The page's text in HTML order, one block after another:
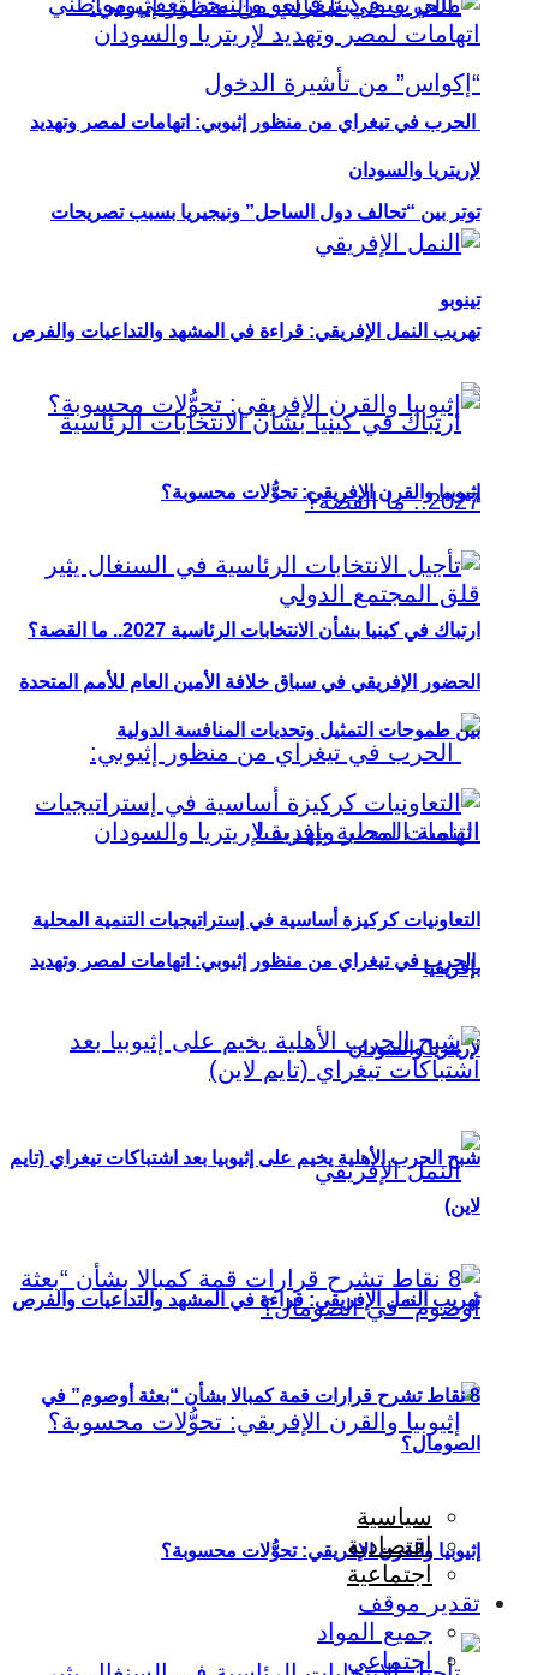
توتر بين “تحالف دول الساحل” ونيجيريا بسبب تصريحات
تينوبو
ارتباك في كينيا بشأن الانتخابات الرئاسية 2027.. ما القصة؟
الحرب في تيغراي من منظور إثيوبي: اتهامات لمصر وتهديد
لإريتريا والسودان
تهريب النمل الإفريقي: قراءة في المشهد والتداعيات والفرص
إثيوبيا والقرن الإفريقي: تحوُّلات محسوبة؟
الحرب في تيغراي من منظور إثيوبي: اتهامات لمصر وتهديد
لإريتريا والسودان
تهريب النمل الإفريقي: قراءة في المشهد والتداعيات والفرص
إثيوبيا والقرن الإفريقي: تحوُّلات محسوبة؟
الحضور الإفريقي في سباق خلافة الأمين العام للأمم المتحدة
بين طموحات التمثيل وتحديات المنافسة الدولية
التعاونيات كركيزة أساسية في إستراتيجيات التنمية المحلية
بإفريقيا
شبح الحرب الأهلية يخيم على إثيوبيا بعد اشتباكات تيغراي (تايم
لاين)
8 نقاط تشرح قرارات قمة كمبالا بشأن “بعثة أوصوم” في
الصومال؟
سياسية
اقتصادية
اجتماعية
تقدير موقف
جميع المواد
اجتماعي